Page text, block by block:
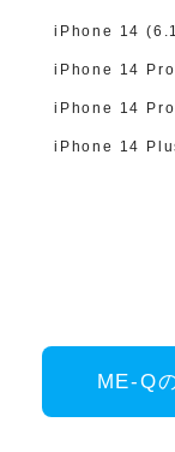
iPhone 14
iPhone 14
iPhone 14
iPhone 14
ME-Q